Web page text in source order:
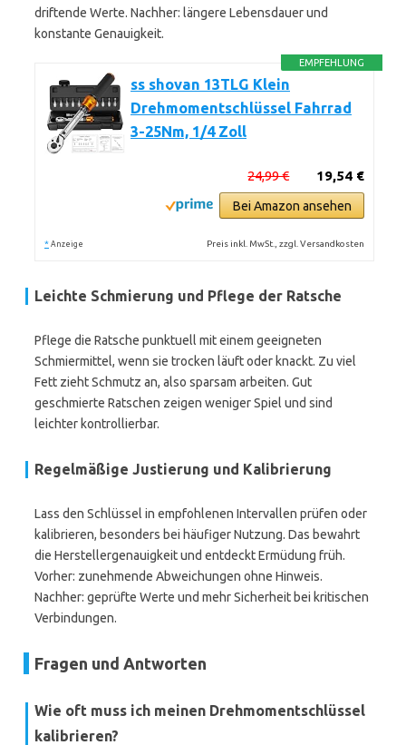
driftende Werte. Nachher: längere Lebensdauer und
konstante Genauigkeit.
EMPFEHLUNG
ss shovan 13TLG Klein
Drehmomentschlüssel Fahrrad
3-25Nm, 1/4 Zoll
19,54 €
24,99 €
Bei Amazon ansehen
* Anzeige Preis inkl. MwSt., zzgl. Versandkosten
Leichte Schmierung und Pflege der Ratsche
Pflege die Ratsche punktuell mit einem geeigneten
Schmiermittel, wenn sie trocken läuft oder knackt. Zu viel
Fett zieht Schmutz an, also sparsam arbeiten. Gut
geschmierte Ratschen zeigen weniger Spiel und sind
leichter kontrollierbar.
Regelmäßige Justierung und Kalibrierung
Lass den Schlüssel in empfohlenen Intervallen prüfen oder
kalibrieren, besonders bei häufiger Nutzung. Das bewahrt
die Herstellergenauigkeit und entdeckt Ermüdung früh.
Vorher: zunehmende Abweichungen ohne Hinweis.
Nachher: geprüfte Werte und mehr Sicherheit bei kritischen
Verbindungen.
Fragen und Antworten
Wie oft muss ich meinen Drehmomentschlüssel
kalibrieren?